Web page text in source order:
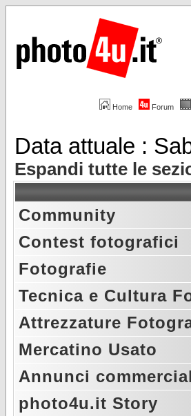
Home Forum
Data attuale :
Espandi tutte le
Community
Contest fotografici
Fotografie
Tecnica e Cultura
Attrezzature
Mercatino Usato
Annunci
photo4u.it Story